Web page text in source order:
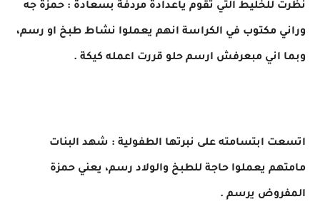
نظرت للخليط التي تقوم ياعدادة مردفة بسعادة : حمزة جه
وراني مكتوب في الكراسة انهم يعملوا نشاط طبخ او رسم،
وبما اني مبعرفش ارسم حلو قررت اعمله كيكة .
اتسعت ابتسامته على نبرتها الطفولية : شهد البنات
مامتهم يعملوا حاجة للطبخ والولاد رسم، يعني حمزة
المفروض يرسم .